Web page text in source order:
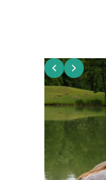
Slide 2 of 5